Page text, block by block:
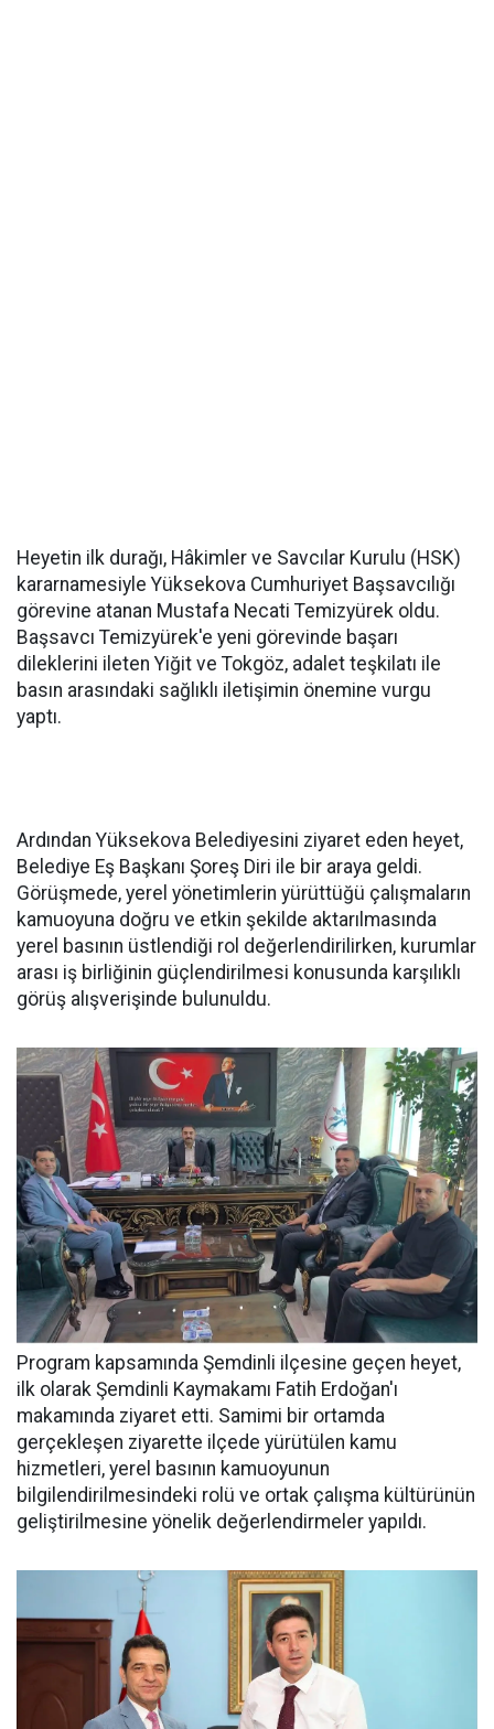
Heyetin ilk durağı, Hâkimler ve Savcılar Kurulu (HSK)
kararnamesiyle Yüksekova Cumhuriyet Başsavcılığı
görevine atanan Mustafa Necati Temizyürek oldu.
Başsavcı Temizyürek'e yeni görevinde başarı
dileklerini ileten Yiğit ve Tokgöz, adalet teşkilatı ile
basın arasındaki sağlıklı iletişimin önemine vurgu
yaptı.
Ardından Yüksekova Belediyesini ziyaret eden heyet,
Belediye Eş Başkanı Şoreş Diri ile bir araya geldi.
Görüşmede, yerel yönetimlerin yürüttüğü çalışmaların
kamuoyuna doğru ve etkin şekilde aktarılmasında
yerel basının üstlendiği rol değerlendirilirken, kurumlar
arası iş birliğinin güçlendirilmesi konusunda karşılıklı
görüş alışverişinde bulunuldu.
Program kapsamında Şemdinli ilçesine geçen heyet,
ilk olarak Şemdinli Kaymakamı Fatih Erdoğan'ı
makamında ziyaret etti. Samimi bir ortamda
gerçekleşen ziyarette ilçede yürütülen kamu
hizmetleri, yerel basının kamuoyunun
bilgilendirilmesindeki rolü ve ortak çalışma kültürünün
geliştirilmesine yönelik değerlendirmeler yapıldı.